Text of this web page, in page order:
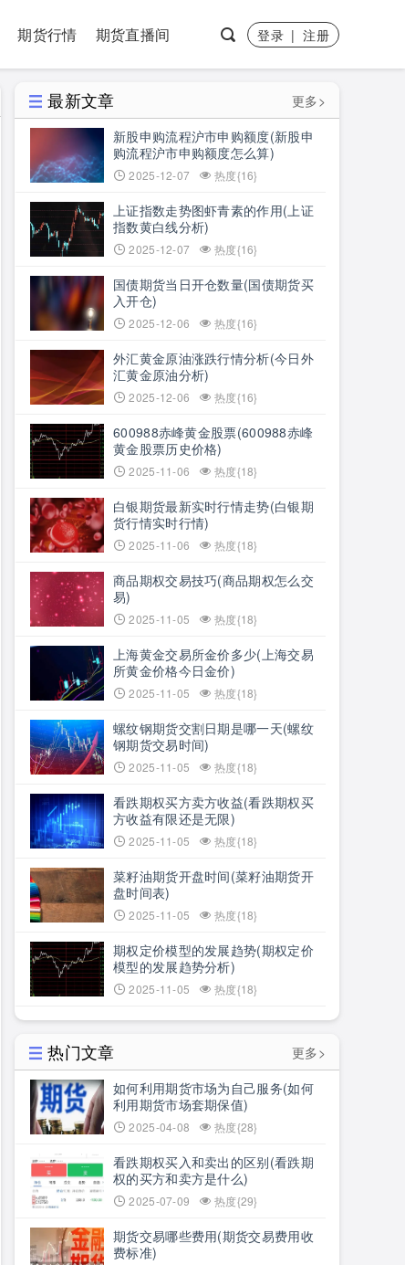
期货行情 期货直播间 登录|注册
最新文章
更多>
新股申购流程沪市申购额度(新股申
购流程沪市申购额度怎么算)
2025-12-07 热度{16}
上证指数走势图虾青素的作用(上证
指数黄白线分析)
2025-12-07 热度{16}
国债期货当日开仓数量(国债期货买
入开仓)
2025-12-06 热度{16}
外汇黄金原油涨跌行情分析(今日外
汇黄金原油分析)
2025-12-06 热度{16}
600988赤峰黄金股票(600988赤峰
黄金股票历史价格)
2025-11-06 热度{18}
白银期货最新实时行情走势(白银期
货行情实时行情)
2025-11-06 热度{18}
商品期权交易技巧(商品期权怎么交
易)
2025-11-05 热度{18}
上海黄金交易所金价多少(上海交易
所黄金价格今日金价)
2025-11-05 热度{18}
螺纹钢期货交割日期是哪一天(螺纹
钢期货交易时间)
2025-11-05 热度{18}
看跌期权买方卖方收益(看跌期权买
方收益有限还是无限)
2025-11-05 热度{18}
菜籽油期货开盘时间(菜籽油期货开
盘时间表)
2025-11-05 热度{18}
期权定价模型的发展趋势(期权定价
模型的发展趋势分析)
2025-11-05 热度{18}
热门文章
更多>
如何利用期货市场为自己服务(如何
利用期货市场套期保值)
2025-04-08 热度{28}
看跌期权买入和卖出的区别(看跌期
权的买方和卖方是什么)
2025-07-09 热度{29}
期货交易哪些费用(期货交易费用收
费标准)